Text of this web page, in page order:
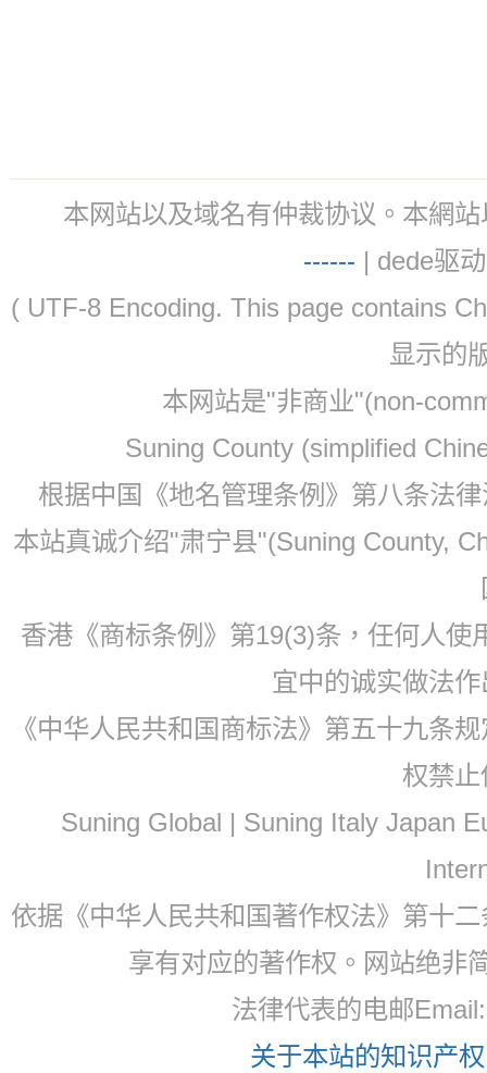
本网站以及域名有仲裁协议。本網
------ | dede驱
( UTF-8 Encoding. This page contains
显示的
本网站是"非商业"(non-
Suning County (simplified
根据中国《地名管理条例》第八条法
本站真诚介绍"肃宁县"(Suning County,
香港《商标条例》第19(3)条，任何人
宜中的诚实做法
《中华人民共和国商标法》第五十九条
权禁
Suning Global | Suning Italy Japan
依据《中华人民共和国著作权法》第十
享有对应的著作权。网站绝非
法律代表的电邮
关于本站的知识产